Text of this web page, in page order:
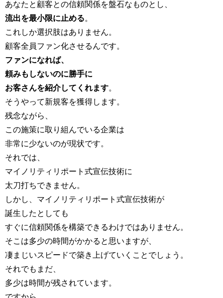
あなたと顧客との信頼関係を盤石なものとし、
流出を最小限に止める
これしか選択肢はありません。
顧客全員ファン化させるんです。
ファンになれば、
頼みもしないのに勝手に
お客さんを紹介してくれます
そうやって新規客を獲得します。
残念ながら、
この施策に取り組んでいる企業は
非常に少ないのが現状です。
それでは、
マイノリティリポート式宣伝技術に
太刀打ちできません。
しかし、マイノリティリポート式宣伝技術が
誕生したとしても
すぐに信頼関係を構築できるわけではありません。
そこは多少の時間がかかると思いますが、
凄まじいスピードで築き上げていくことでしょう。
それでもまだ、
多少は時間が残されています。
ですから、